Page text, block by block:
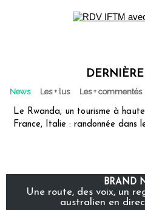
DERNIÈRE
News Les + lus Les + commentés
Le Rwanda, un tourisme à
France, Italie : randonnée dans
BRAND
Une route, des voix, un
australien en